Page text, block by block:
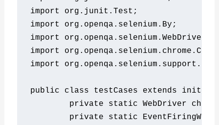
import org . junit . Test ;
import org . openqa . selenium . By ;
import org . openqa . selenium . WebDriver
import org . openqa . selenium . chrome .
import org . openqa . selenium . support .
public class testCases extends init
private
static WebDriver
private
static